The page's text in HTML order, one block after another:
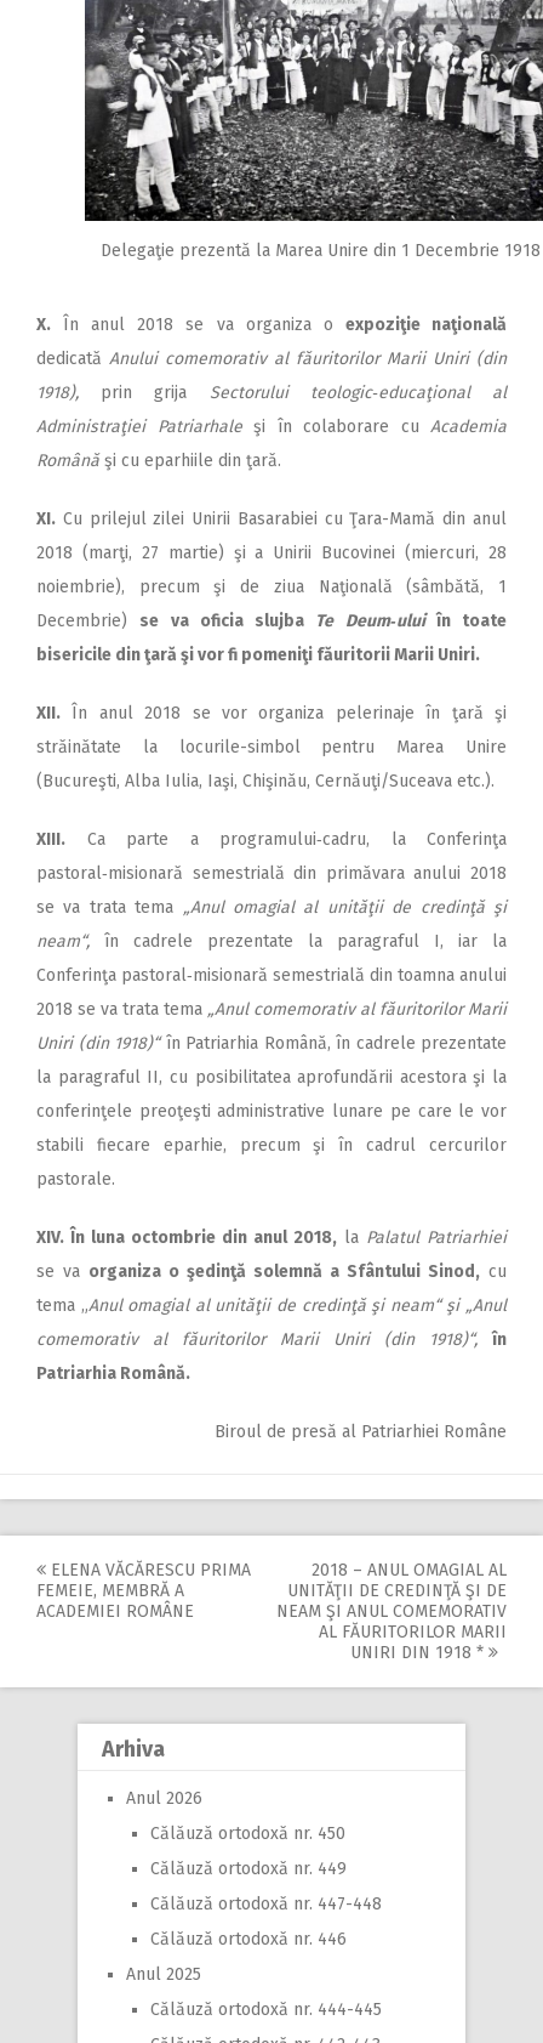
Delegaţie prezentă la Marea Unire din 1 Decembrie 1918
X. În anul 2018 se va organiza o expoziţie naţională
dedicată Anului comemorativ al făuritorilor Marii Uniri (din
1918), prin grija Sectorului teologic‑educaţional al
Administraţiei Patriarhale şi în colaborare cu Academia
Românăşi cu eparhiile din ţară.
XI. Cu prilejul zilei Unirii Basarabiei cu Ţara-Mamă din anul
2018 (marţi, 27 martie) şi a Unirii Bucovinei (miercuri, 28
noiembrie), precum şi de ziua Naţională (sâmbătă, 1
Decembrie) se va oficia slujba Te Deum‑uluiîn toate
bisericile din ţară şi vor fi pomeniţi făuritorii Marii Uniri.
XII. În anul 2018 se vor organiza pelerinaje în ţară şi
străinătate la locurile-simbol pentru Marea Unire
(Bucureşti, Alba Iulia, Iaşi, Chişinău, Cernăuţi/Suceava etc.).
XIII. Ca parte a programului‑cadru, la Conferinţa
pastoral‑misionară semestrială din primăvara anului 2018
se va trata tema „Anul omagial al unităţii de credinţă şi
neam“, în cadrele prezentate la paragraful I, iar la
Conferinţa pastoral‑misionară semestrială din toamna anului
2018 se va trata tema „Anul comemorativ al făuritorilor Marii
Uniri (din 1918)“în Patriarhia Română, în cadrele prezentate
la paragraful II, cu posibilitatea aprofundării acestora şi la
conferinţele preoţeşti administrative lunare pe care le vor
stabili fiecare eparhie, precum şi în cadrul cercurilor
pastorale.
XIV. În luna octombrie din anul 2018, la Palatul Patriarhiei
se va organiza o şedinţă solemnă a Sfântului Sinod, cu
tema „Anul omagial al unităţii de credinţă şi neam“ şi „Anul
comemorativ al făuritorilor Marii Uniri (din 1918)“,
în
Patriarhia Română.
Biroul de presă al Patriarhiei Române
Post
ELENA VĂCĂRESCU PRIMA
FEMEIE, MEMBRĂ A
ACADEMIEI ROMÂNE
2018 – ANUL OMAGIAL AL
UNITĂŢII DE CREDINŢĂ ŞI DE
NEAM ŞI ANUL COMEMORATIV
AL FĂURITORILOR MARII
UNIRI DIN 1918 *
Arhiva
Anul 2026
Călăuză ortodoxă nr. 450
Călăuză ortodoxă nr. 449
Călăuză ortodoxă nr. 447-448
Călăuză ortodoxă nr. 446
Anul 2025
Călăuză ortodoxă nr. 444-445